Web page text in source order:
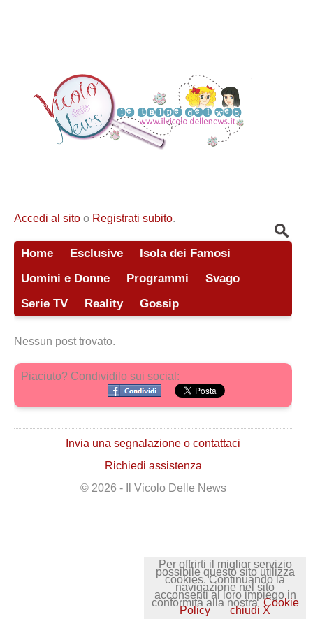
Accedi al sito o Registrati subito.
Home Esclusive
Isola dei Famosi
Uomini e Donne
Programmi
Svago
Serie TV
Reality Gossip
Nessun post trovato.
Piaciuto? Condividilo sui social:
Invia una segnalazione o contattaci
Richiedi assistenza
© 2026 - Il Vicolo Delle News
Per offrirti il miglior servizio
possibile questo sito utilizza
cookies. Continuando la
navigazione nel sito
acconsenti al loro impiego in
conformità alla nostra Cookie
Policy chiudi X